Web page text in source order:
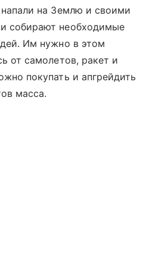
на Землю и своими
собирают необходимые
Им нужно в этом
от самолетов, ракет и
покупать и апгрейдить
масса.